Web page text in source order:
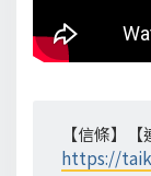
【信條】【
https://